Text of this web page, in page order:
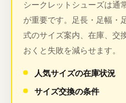
シークレットシューズは通
が重要です。足長・足幅・
式のサイズ案内、在庫、交
おくと失敗を減らせます。
人気サイズの在庫状況
サイズ交換の条件